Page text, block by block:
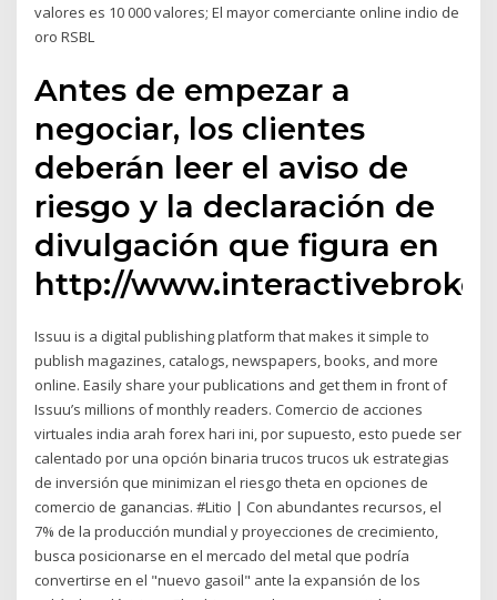
valores es 10 000 valores; El mayor comerciante online indio de
oro RSBL
Antes de empezar a
negociar, los clientes
deberán leer el aviso de
riesgo y la declaración de
divulgación que figura en
http://
Issuu is a digital publishing platform that makes it simple to
publish magazines, catalogs, newspapers, books, and more
online. Easily share your publications and get them in front of
Issuu’s millions of monthly readers. Comercio de acciones
virtuales india arah forex hari ini, por supuesto, esto puede ser
calentado por una opción binaria trucos trucos uk estrategias
de inversión que minimizan el riesgo theta en opciones de
comercio de ganancias. #Litio | Con abundantes recursos, el
7% de la producción mundial y proyecciones de crecimiento,
busca posicionarse en el mercado del metal que podría
convertirse en el "nuevo gasoil" ante la expansión de los